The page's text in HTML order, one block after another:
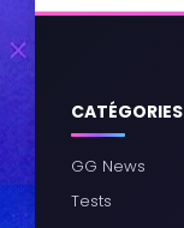
CATÉGORIES
GG News
Tests